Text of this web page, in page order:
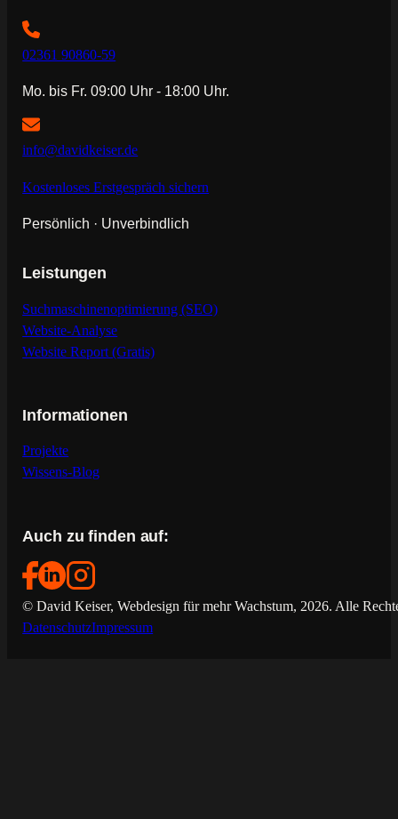
02361 90860-59
Mo. bis Fr. 09:00 Uhr - 18:00 Uhr.
info@davidkeiser.de
Kostenloses Erstgespräch sichern
Persönlich · Unverbindlich
Leistungen
Suchmaschinenoptimierung (SEO)
Website-Analyse
Website Report (Gratis)
Informationen
Projekte
Wissens-Blog
Auch zu finden auf:
© David Keiser, Webdesign für mehr Wachstum, 2026. Alle
DatenschutzImpressum